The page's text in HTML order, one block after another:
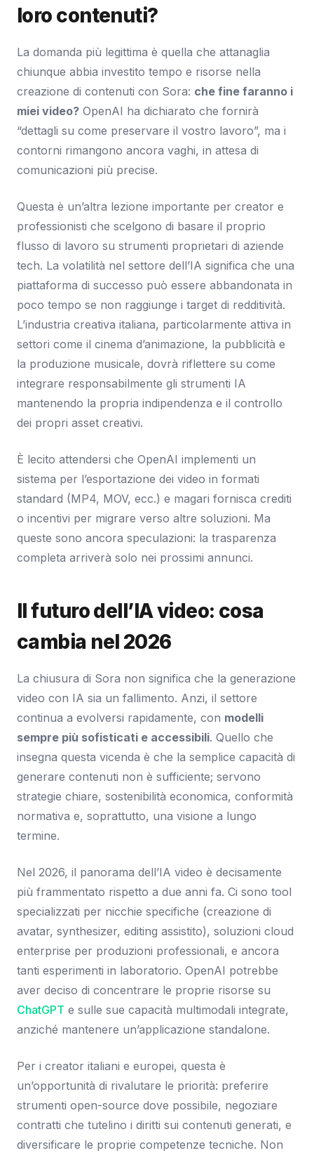
loro contenuti?
La domanda più legittima è quella che attanaglia
chiunque abbia investito tempo e risorse nella
creazione di contenuti con Sora: che fine faranno i
miei video? OpenAI ha dichiarato che fornirà
“dettagli su come preservare il vostro lavoro”, ma i
contorni rimangono ancora vaghi, in attesa di
comunicazioni più precise.
Questa è un’altra lezione importante per creator e
professionisti che scelgono di basare il proprio
flusso di lavoro su strumenti proprietari di aziende
tech. La volatilità nel settore dell’IA significa che una
piattaforma di successo può essere abbandonata in
poco tempo se non raggiunge i target di redditività.
L’industria creativa italiana, particolarmente attiva in
settori come il cinema d’animazione, la pubblicità e
la produzione musicale, dovrà riflettere su come
integrare responsabilmente gli strumenti IA
mantenendo la propria indipendenza e il controllo
dei propri asset creativi.
È lecito attendersi che OpenAI implementi un
sistema per l’esportazione dei video in formati
standard (MP4, MOV, ecc.) e magari fornisca crediti
o incentivi per migrare verso altre soluzioni. Ma
queste sono ancora speculazioni: la trasparenza
completa arriverà solo nei prossimi annunci.
Il futuro dell’IA video: cosa
cambia nel 2026
La chiusura di Sora non significa che la generazione
video con IA sia un fallimento. Anzi, il settore
continua a evolversi rapidamente, con modelli
sempre più sofisticati e accessibili. Quello che
insegna questa vicenda è che la semplice capacità di
generare contenuti non è sufficiente; servono
strategie chiare, sostenibilità economica, conformità
normativa e, soprattutto, una visione a lungo
termine.
Nel 2026, il panorama dell’IA video è decisamente
più frammentato rispetto a due anni fa. Ci sono tool
specializzati per nicchie specifiche (creazione di
avatar, synthesizer, editing assistito), soluzioni cloud
enterprise per produzioni professionali, e ancora
tanti esperimenti in laboratorio. OpenAI potrebbe
aver deciso di concentrare le proprie risorse su
ChatGPT e sulle sue capacità multimodali integrate,
anziché mantenere un’applicazione standalone.
Per i creator italiani e europei, questa è
un’opportunità di rivalutare le priorità: preferire
strumenti open-source dove possibile, negoziare
contratti che tutelino i diritti sui contenuti generati, e
diversificare le proprie competenze tecniche. Non